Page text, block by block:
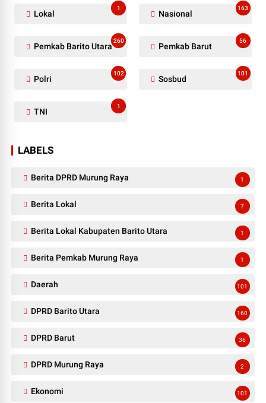
Lokal
1
Nasional
163
Pemkab Barito Utara
260
Pemkab Barut
56
Polri
102
Sosbud
101
TNI
1
LABELS
Berita DPRD Murung Raya 1
Berita Lokal 7
Berita Lokal Kabupaten Barito Utara 1
Berita Pemkab Murung Raya 1
Daerah 101
DPRD Barito Utara 160
DPRD Barut 36
DPRD Murung Raya 2
Ekonomi 101